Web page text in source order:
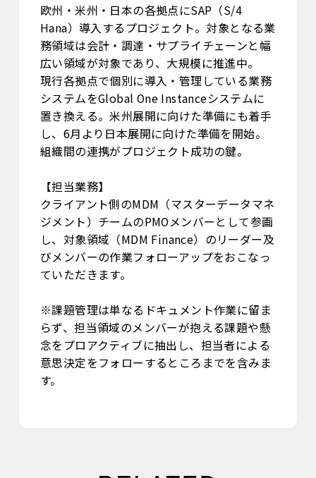
欧州・米州・日本の各拠点にSAP（S/4
Hana）導入するプロジェクト。対象となる業
務領域は会計・調達・サプライチェーンと幅
広い領域が対象であり、大規模に推進中。
現行各拠点で個別に導入・管理している業務
システムをGlobal One Instanceシステムに
置き換える。米州展開に向けた準備にも着手
し、6月より日本展開に向けた準備を開始。
組織間の連携がプロジェクト成功の鍵。
【担当業務】
クライアント側のMDM（マスターデータマネ
ジメント）チームのPMOメンバーとして参画
し、対象領域（MDM Finance）のリーダー及
びメンバーの作業フォローアップをおこなっ
ていただきます。
※課題管理は単なるドキュメント作業に留ま
らず、担当領域のメンバーが抱える課題や懸
念をプロアクティブに抽出し、担当者による
意思決定をフォローするところまでを含みま
す。